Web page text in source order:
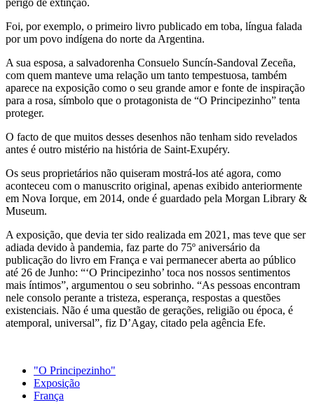
Foi, por exemplo, o primeiro livro publicado em toba, língua falada
por um povo indígena do norte da Argentina.
A sua esposa, a salvadorenha Consuelo Suncín-Sandoval Zeceña,
com quem manteve uma relação um tanto tempestuosa, também
aparece na exposição como o seu grande amor e fonte de inspiração
para a rosa, símbolo que o protagonista de “O Principezinho” tenta
proteger.
O facto de que muitos desses desenhos não tenham sido revelados
antes é outro mistério na história de Saint-Exupéry.
Os seus proprietários não quiseram mostrá-los até agora, como
aconteceu com o manuscrito original, apenas exibido anteriormente
em Nova Iorque, em 2014, onde é guardado pela Morgan Library &
Museum.
A exposição, que devia ter sido realizada em 2021, mas teve que ser
adiada devido à pandemia, faz parte do 75º aniversário da
publicação do livro em França e vai permanecer aberta ao público
até 26 de Junho: “‘O Principezinho’ toca nos nossos sentimentos
mais íntimos”, argumentou o seu sobrinho. “As pessoas encontram
nele consolo perante a tristeza, esperança, respostas a questões
existenciais. Não é uma questão de gerações, religião ou época, é
atemporal, universal”, fiz D’Agay, citado pela agência Efe.
"O Principezinho"
Exposição
França